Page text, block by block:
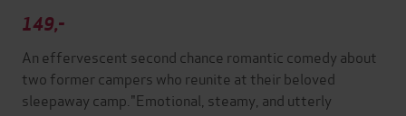
149,-
An effervescent second chance romantic comedy about
two former campers who reunite at their beloved
sleepaway camp."Emotional, steamy, and utterly